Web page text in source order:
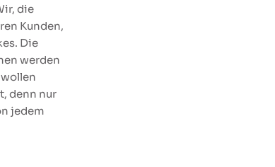
die
Kunden,
Die
werden
denn nur
jedem